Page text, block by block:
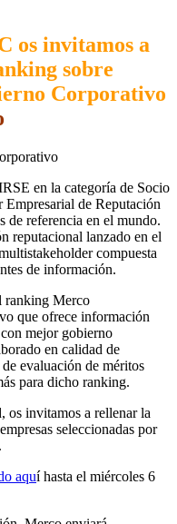
os invitamos a
sobre
Corporativo
en la categoría de Socio
de Reputación
de referencia en el mundo.
reputacional lanzado en el
compuesta
de información.
ranking Merco
que ofrece información
con mejor gobierno
en calidad de
evaluación de méritos
para dicho ranking.
os invitamos a rellenar la
seleccionadas por
aquí hasta el miércoles 6